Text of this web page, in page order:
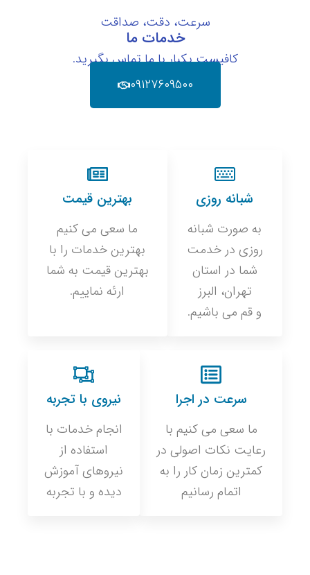
سرعت، دقت، صداقت
خدمات ما
کافیست یکبار با ما تماس بگیرید.
۰۹۱۲۷۶۰۹۵۰۰
شبانه روزی
به صورت شبانه
روزی در خدمت
شما در استان
تهران، البرز
و قم می باشیم.
بهترین قیمت
ما سعی می کنیم
بهترین خدمات را با
بهترین قیمت به شما
ارئه نماییم.
سرعت در اجرا
ما سعی می کنیم با
رعایت نکات اصولی در
کمترین زمان کار را به
اتمام رسانیم
نیروی با تجربه
انجام خدمات با
استفاده از
نیروهای آموزش
دیده و با تجربه